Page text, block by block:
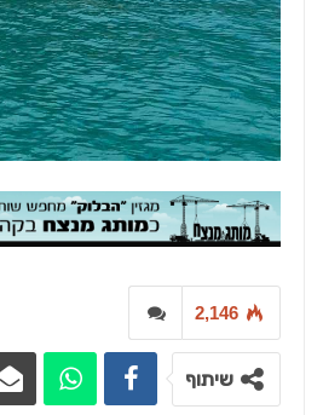
2,146
שיתוף